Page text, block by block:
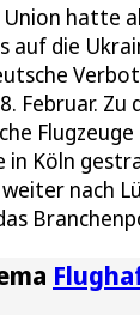
Union hatte
auf die
Februar.
in Köln
nach